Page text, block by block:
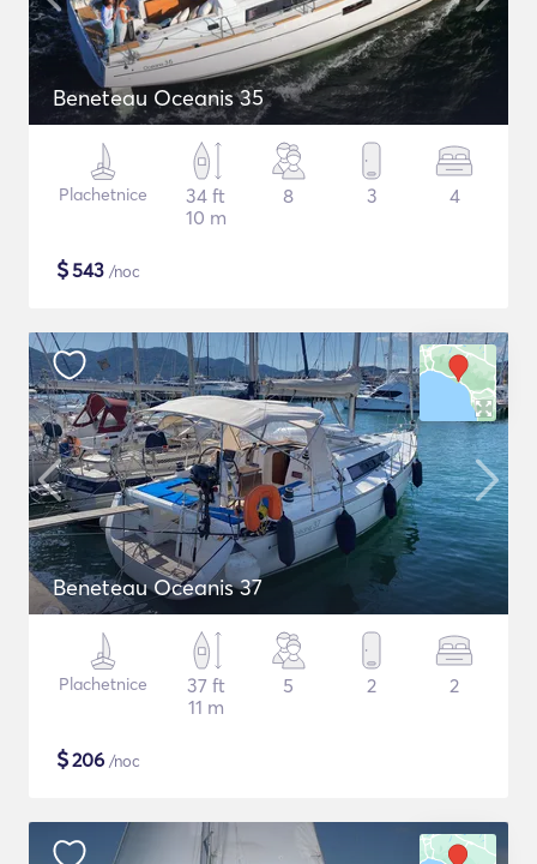
Beneteau Oceanis 35
Plachetnice
34 ft
10 m
8 3 4
$543 /noc
Beneteau Oceanis 37
Plachetnice
37 ft
11 m
5 2 2
$206 /noc